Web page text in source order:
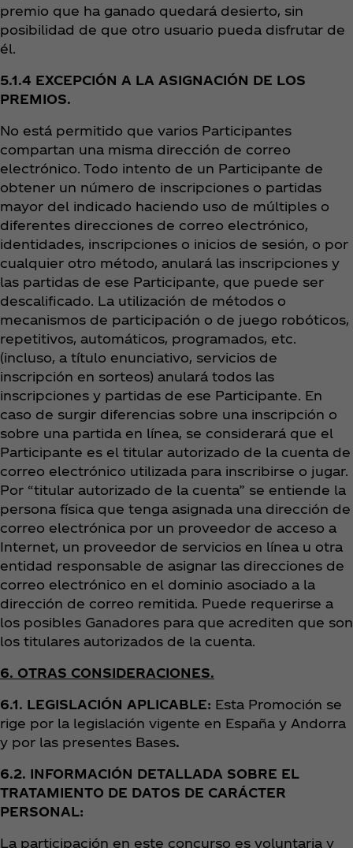
premio que ha ganado quedará desierto, sin
posibilidad de que otro usuario pueda disfrutar de
él.
5.1.4 EXCEPCIÓN A LA ASIGNACIÓN DE LOS
PREMIOS.
No está permitido que varios Participantes
compartan una misma dirección de correo
electrónico. Todo intento de un Participante de
obtener un número de inscripciones o partidas
mayor del indicado haciendo uso de múltiples o
diferentes direcciones de correo electrónico,
identidades, inscripciones o inicios de sesión, o por
cualquier otro método, anulará las inscripciones y
las partidas de ese Participante, que puede ser
descalificado. La utilización de métodos o
mecanismos de participación o de juego robóticos,
repetitivos, automáticos, programados, etc.
(incluso, a título enunciativo, servicios de
inscripción en sorteos) anulará todos las
inscripciones y partidas de ese Participante. En
caso de surgir diferencias sobre una inscripción o
sobre una partida en línea, se considerará que el
Participante es el titular autorizado de la cuenta de
correo electrónico utilizada para inscribirse o jugar.
Por “titular autorizado de la cuenta” se entiende la
persona física que tenga asignada una dirección de
correo electrónica por un proveedor de acceso a
Internet, un proveedor de servicios en línea u otra
entidad responsable de asignar las direcciones de
correo electrónico en el dominio asociado a la
dirección de correo remitida. Puede requerirse a
los posibles Ganadores para que acrediten que son
los titulares autorizados de la cuenta.
6. OTRAS CONSIDERACIONES.
6.1. LEGISLACIÓN APLICABLE: Esta Promoción se
rige por la legislación vigente en España y Andorra
y por las presentes Bases.
6.2. INFORMACIÓN DETALLADA SOBRE EL
TRATAMIENTO DE DATOS DE CARÁCTER
PERSONAL:
La participación en este concurso es voluntaria y